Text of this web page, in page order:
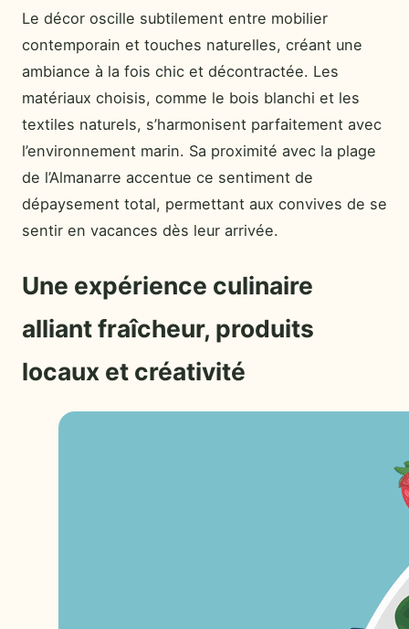
Le décor oscille subtilement entre mobilier
contemporain et touches naturelles, créant une
ambiance à la fois chic et décontractée. Les
matériaux choisis, comme le bois blanchi et les
textiles naturels, s’harmonisent parfaitement avec
l’environnement marin. Sa proximité avec la plage
de l’Almanarre accentue ce sentiment de
dépaysement total, permettant aux convives de se
sentir en vacances dès leur arrivée.
Une expérience culinaire
alliant fraîcheur, produits
locaux et créativité